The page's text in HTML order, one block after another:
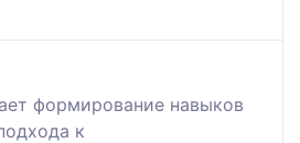
формирование навыков
к